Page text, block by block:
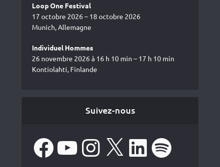
Loop One Festival
17 octobre 2026 – 18 octobre 2026
Munich, Allemagne
Individuel Hommes
26 novembre 2026 à 16 h 10 min – 17 h 10 min
Kontiolahti, Finlande
Suivez-nous
FacebookYouTube Instagram LinkedIn Spotify